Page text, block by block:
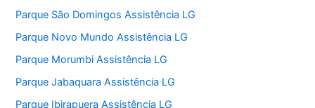
Parque São Domingos Assistência LG
Parque Novo Mundo Assistência LG
Parque Morumbi Assistência LG
Parque Jabaquara Assistência LG
Parque Ibirapuera Assistência LG